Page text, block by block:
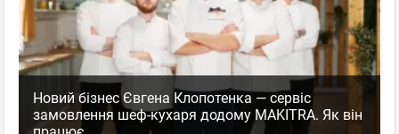
Новий бізнес Євгена Клопотенка — сервіс
замовлення шеф-кухаря додому MAKITRA. Як він